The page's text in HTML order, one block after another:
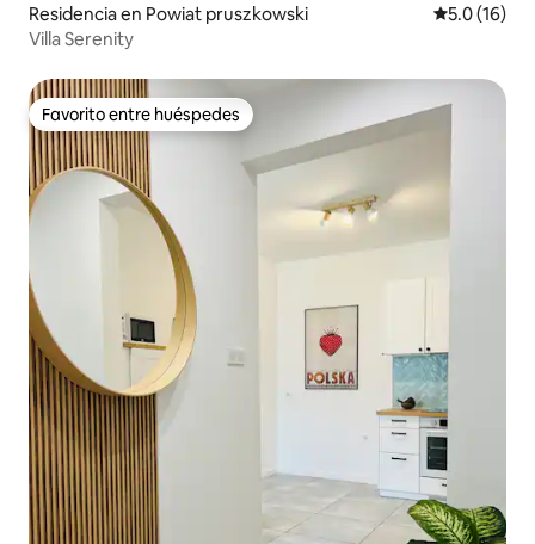
Residencia en Powiat pruszkowski Calificación
5.0 (16)
Villa Serenity
Favorito entre huéspedes
Favorito entre huéspedes